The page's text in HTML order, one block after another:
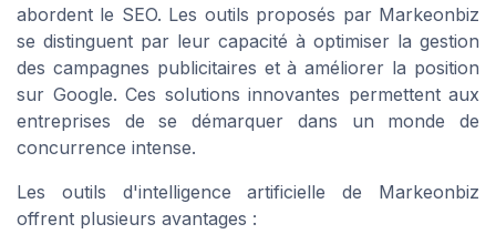
abordent le SEO. Les outils proposés par Markeonbiz
se distinguent par leur capacité à optimiser la gestion
des campagnes publicitaires et à améliorer la position
sur Google. Ces solutions innovantes permettent aux
entreprises de se démarquer dans un monde de
concurrence intense.
Les outils d'intelligence artificielle de Markeonbiz
offrent plusieurs avantages :